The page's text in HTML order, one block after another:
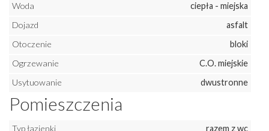
Woda
ciepła - miejska
Dojazd
asfalt
Otoczenie
bloki
Ogrzewanie
C.O. miejskie
Usytuowanie
dwustronne
Pomieszczenia
Typ łazienki
razem z wc